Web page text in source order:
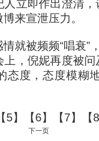
立即作出澄清
来宣泄压力。
被频频“唱衰”
，倪妮再度被
态度，态度模
5】【6】【7】【
下一页